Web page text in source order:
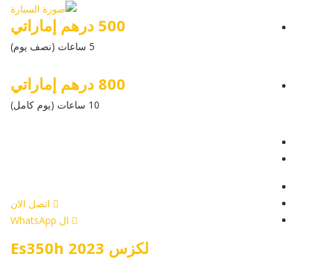
500 درهم إماراتي
5 ساعات (نصف يوم)
800 درهم إماراتي
10 ساعات (يوم كامل)
اتصل الان
ال WhatsApp
لكزس Es350h 2023